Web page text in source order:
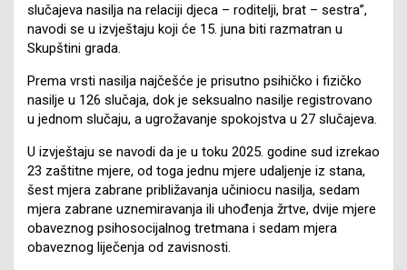
slučajeva nasilja na relaciji djeca – roditelji, brat – sestra”,
navodi se u izvještaju koji će 15. juna biti razmatran u
Skupštini grada.
Prema vrsti nasilja najčešće je prisutno psihičko i fizičko
nasilje u 126 slučaja, dok je seksualno nasilje registrovano
u jednom slučaju, a ugrožavanje spokojstva u 27 slučajeva.
U izvještaju se navodi da je u toku 2025. godine sud izrekao
23 zaštitne mjere, od toga jednu mjere udaljenje iz stana,
šest mjera zabrane približavanja učiniocu nasilja, sedam
mjera zabrane uznemiravanja ili uhođenja žrtve, dvije mjere
obaveznog psihosocijalnog tretmana i sedam mjera
obaveznog liječenja od zavisnosti.